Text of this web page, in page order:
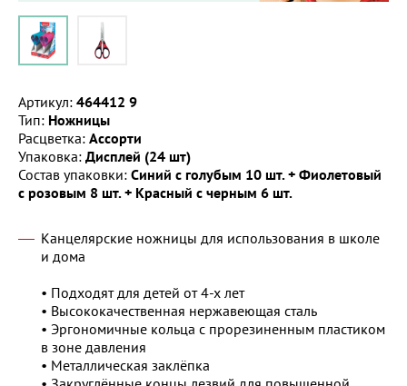
Артикул: 464412 9
Тип: Ножницы
Расцветка: Ассорти
Упаковка: Дисплей (24 шт)
Состав упаковки: Синий с голубым 10 шт. + Фиолетовый
с розовым 8 шт. + Красный с черным 6 шт.
Канцелярские ножницы для использования в школе
и дома
• Подходят для детей от 4-х лет
• Высококачественная нержавеющая сталь
• Эргономичные кольца с прорезиненным пластиком
в зоне давления
• Металлическая заклёпка